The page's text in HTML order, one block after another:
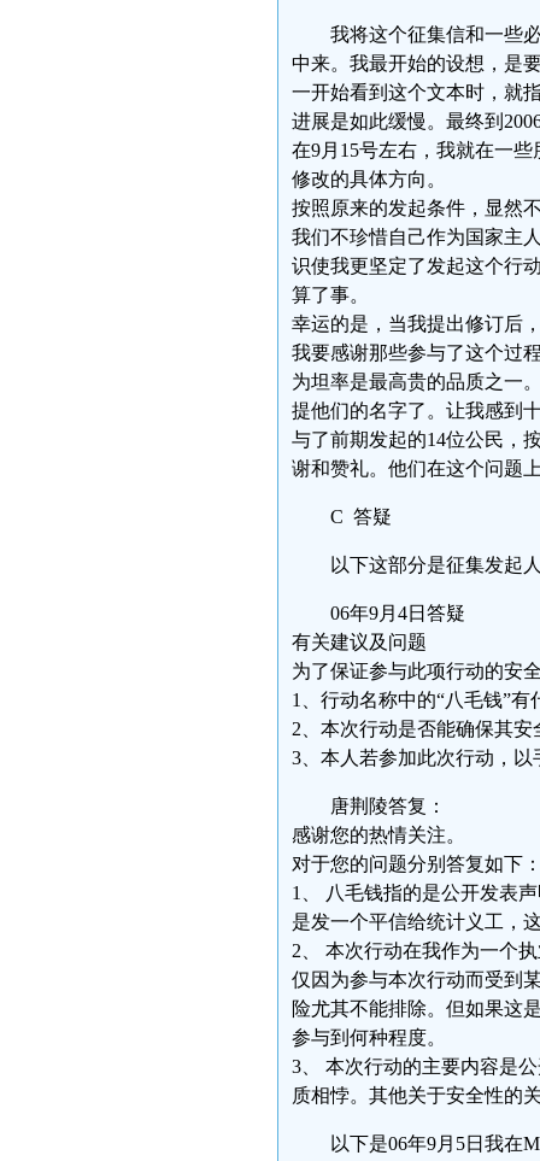
我将这个征集信和一些
中来。我最开始的设想，是
一开始看到这个文本时，就
进展是如此缓慢。最终到
在9月15号左右，我就在一
修改的具体方向。
按照原来的发起条件，显然
我们不珍惜自己作为国家主
识使我更坚定了发起这个行
算了事。
幸运的是，当我提出修订后
我要感谢那些参与了这个过
为坦率是最高贵的品质之一
提他们的名字了。让我感到
与了前期发起的14位公民，
谢和赞礼。他们在这个问题
C 答疑
以下这部分是征集发起
06年9月4日答疑
有关建议及问题
为了保证参与此项行动的安
1、行动名称中的“八毛钱”有
2、本次行动是否能确保其安
3、本人若参加此次行动，
唐荆陵答复：
感谢您的热情关注。
对于您的问题分别答复如下
1、 八毛钱指的是公开发表
是发一个平信给统计义工，
2、 本次行动在我作为一个
仅因为参与本次行动而受到
险尤其不能排除。但如果这
参与到何种程度。
3、 本次行动的主要内容是
质相悖。其他关于安全性的
以下是06年9月5日我在